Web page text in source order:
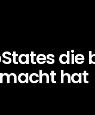
die
hat